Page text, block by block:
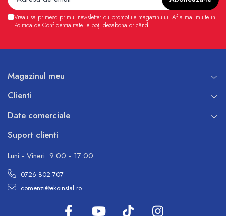
Vreau sa primesc primul newsletter cu promotiile magazinului. Afla mai multe in
Politica de Confidentialitate Te poți dezabona oricând.
Magazinul meu
Clienti
Date comerciale
Suport clienti
Luni - Vineri: 9:00 - 17:00
0726 802 707
comenzi@ekoinstal.ro